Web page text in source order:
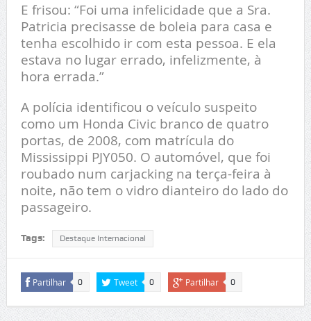
E frisou: “Foi uma infelicidade que a Sra.
Patricia precisasse de boleia para casa e
tenha escolhido ir com esta pessoa. E ela
estava no lugar errado, infelizmente, à
hora errada.”
A polícia identificou o veículo suspeito
como um Honda Civic branco de quatro
portas, de 2008, com matrícula do
Mississippi PJY050. O automóvel, que foi
roubado num carjacking na terça-feira à
noite, não tem o vidro dianteiro do lado do
passageiro.
Tags: Destaque Internacional
Partilhar 0 Tweet 0 Partilhar 0